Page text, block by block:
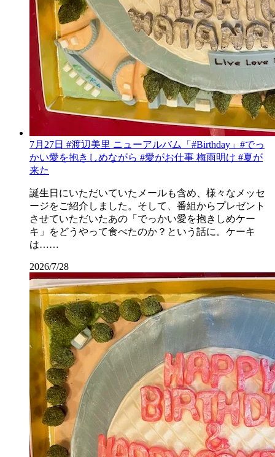
7月27日 #渡辺美里 ニューアルバム「#Birthday」#でっ
かい愛を抱きしめながら #愛がお仕事 梅雨明け #夏が
来た
誕生日にいただいていたメールも含め、様々なメッセ
ージをご紹介しました。そして、番組からプレゼント
させていただいたあの「でっかい愛を抱きしめケー
キ」をどうやって食べたのか？という話に。ケーキ
は……
2026/7/28